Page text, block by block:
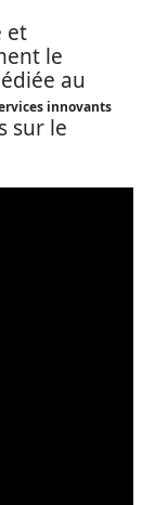
et
le
au
innovants
sur le